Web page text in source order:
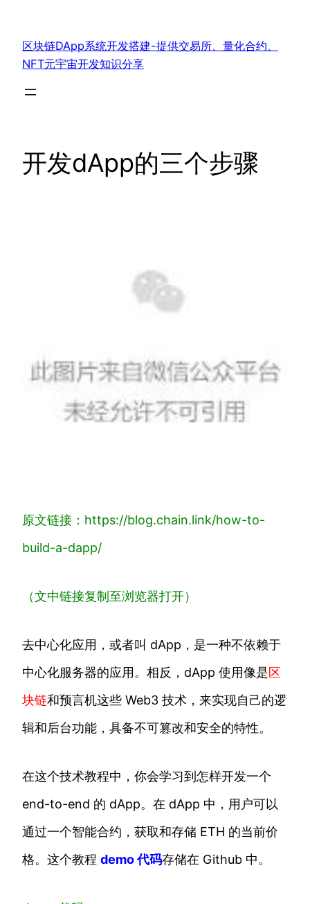
区块链DApp系统开发搭建-提供交易所、量化合约、
NFT元宇宙开发知识分享
开发dApp的三个步骤
原文链接：https://blog.chain.link/how-to-
build-a-dapp/
（文中链接复制至浏览器打开）
去中心化应用，或者叫 dApp，是一种不依赖于
中心化服务器的应用。相反，dApp 使用像是区
块链和预言机这些 Web3 技术，来实现自己的逻
辑和后台功能，具备不可篡改和安全的特性。
在这个技术教程中，你会学习到怎样开发一个
end-to-end 的 dApp。在 dApp 中，用户可以
通过一个智能合约，获取和存储 ETH 的当前价
格。这个教程 demo 代码存储在 Github 中。